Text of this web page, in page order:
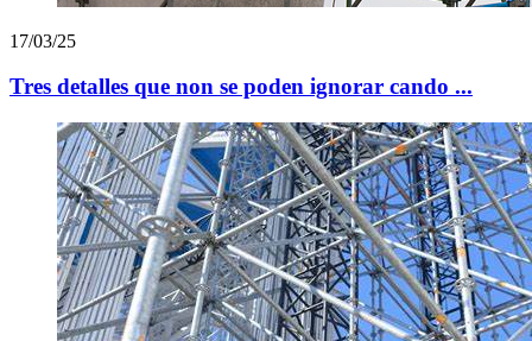
17/03/25
Tres detalles que non se poden ignorar cando ...